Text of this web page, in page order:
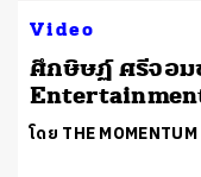
Video
ศึกษิษฏ์ ศรีจอ
โดย THE